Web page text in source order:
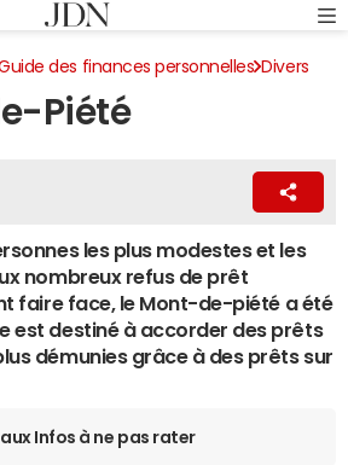
des finances personnelles Divers
Piété
les plus modestes et les
nombreux refus de prêt
faire face, le Mont-de-piété a été
est destiné à accorder des prêts
démunies grâce à des prêts sur
Infos à ne pas rater